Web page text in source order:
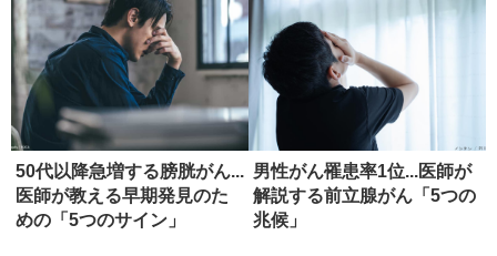
50代以降急増する膀胱がん...
医師が教える早期発見のた
めの「5つのサイン」
男性がん罹患率1位...医師が
解説する前立腺がん「5つの
兆候」